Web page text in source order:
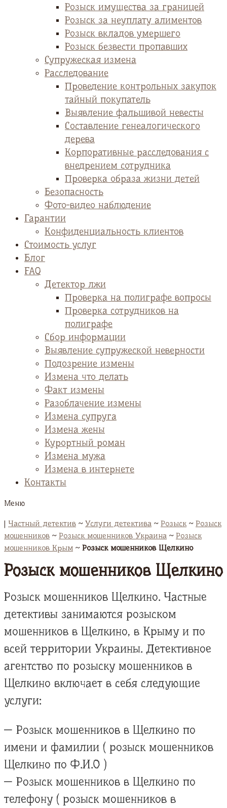
Розыск имущества за границей
Розыск за неуплату алиментов
Розыск вкладов умершего
Розыск безвести пропавших
Супружеская измена
Расследование
Проведение контрольных закупок
тайный покупатель
Выявление фальшивой невесты
Cоставление генеалогического
дерева
Корпоративные расследования с
внедрением сотрудника
Проверка образа жизни детей
Безопасность
Фото-видео наблюдение
Гарантии
Конфиденциальность клиентов
Стоимость услуг
Блог
FAQ
Детектор лжи
Проверка на полиграфе вопросы
Проверка сотрудников на
полиграфе
Сбор информации
Выявление супружеской неверности
Подозрение измены
Измена что делать
Факт измены
Разоблачение измены
Измена супруга
Измена жены
Курортный роман
Измена мужа
Измена в интернете
Контакты
Меню
| Частный детектив ~ Услуги детектива ~ Розыск~ Розыск
мошенников ~ Розыск мошенников Украина ~ Розыск
мошенников Крым ~ Розыск мошенников Щелкино
Розыск мошенников Щелкино
Розыск мошенников Щелкино. Частные
детективы занимаются розыском
мошенников в Щелкино, в Крыму и по
всей территории Украины. Детективное
агентство по розыску мошенников в
Щелкино включает в себя следующие
услуги:
— Розыск мошенников в Щелкино по
имени и фамилии ( розыск мошенников
Щелкино по Ф.И.О )
— Розыск мошенников в Щелкино по
телефону ( розыск мошенников в